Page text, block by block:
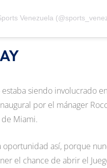
Venezuela
siendo involucrado
por el mánager
Miami.
así, porque
el chance de abrir el